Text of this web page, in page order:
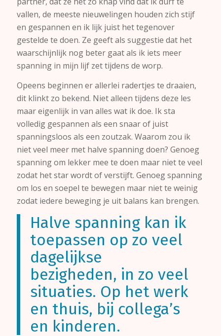
vallen, de meeste nieuwelingen houden zich stijf
en gespannen en ik lijk juist het tegenover
gestelde te doen. Ze geeft als suggestie dat het
waarschijnlijk nog beter gaat als ik iets meer
spanning in mijn lijf zet tijdens de worp.
Opeens beginnen er allerlei radertjes te draaien,
dit klinkt zo bekend. Niet alleen tijdens deze les
maar eigenlijk in van alles wat ik doe. Ik sta
volledig gespannen als een snaar of juist
spanningsloos als een zoutzak. Waarom zou ik
niet veel meer met halve spanning doen? Genoeg
spanning om lekker mee te doen maar niet te veel
zodat het star wordt of verstijft. Genoeg spanning
om los en soepel te bewegen maar niet te weinig
zodat iedere beweging je uit balans kan brengen.
Halve spanning kan ik
toepassen op zo veel
dagelijkse
bezigheden, in zo veel
situaties. Op het werk
en thuis, bij collega’s
en kinderen.